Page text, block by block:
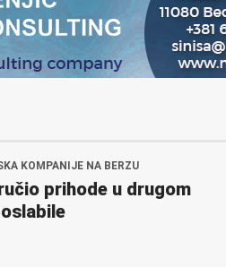
KOMPANIJE NA BERZU
prihode u drugom